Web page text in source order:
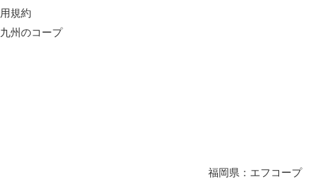
用規約
九州のコープ
福岡県：エフコープ